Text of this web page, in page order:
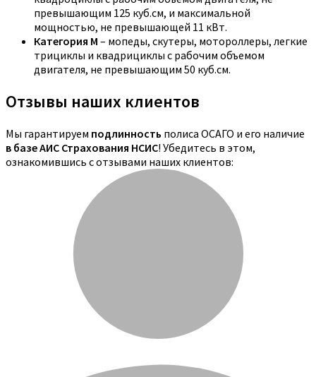
превышающим 125 куб.см, и максимальной
мощностью, не превышающей 11 кВт.
Категория M – мопеды, скутеры, мотороллеры, легкие
трициклы и квадрициклы с рабочим объемом
двигателя, не превышающим 50 куб.см.
Отзывы наших клиентов
Мы гарантируем подлинность полиса ОСАГО и его наличие
в базе АИС Страхования НСИС! Убедитесь в этом,
ознакомившись с отзывами наших клиентов: